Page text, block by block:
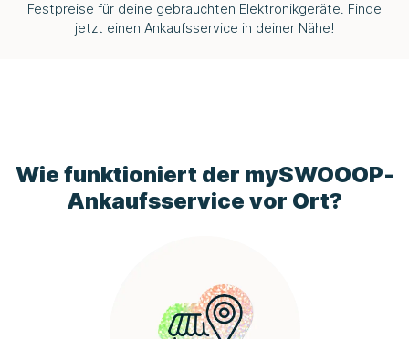
Festpreise für deine gebrauchten Elektronikgeräte. Finde
jetzt einen Ankaufsservice in deiner Nähe!
Wie funktioniert der mySWOOOP-
Ankaufsservice vor Ort?